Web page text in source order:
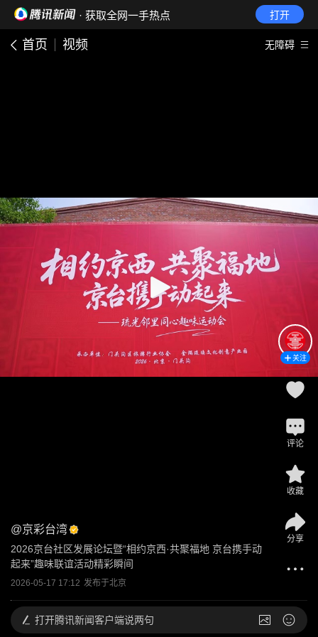
· 获取全网一手热点 打开
首页 视频 无障碍
@京彩台湾
2026京台社区发展论坛暨“相约京西·共聚福地 京台携手动
起来”趣味联谊活动精彩瞬间
2026-05-17 17:12 发布于北京
关注
评论
收藏
分享
打开腾讯新闻客户端说两句